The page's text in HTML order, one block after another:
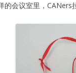
会议室里，CANers